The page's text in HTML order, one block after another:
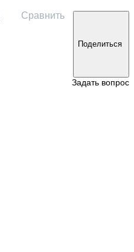
Сравнить
Поделиться
Задать вопрос